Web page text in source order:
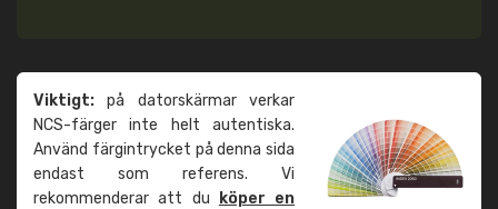
Viktigt: på datorskärmar verkar
NCS-färger inte helt autentiska.
Använd färgintrycket på denna sida
endast som referens. Vi
rekommenderar att du
köper en